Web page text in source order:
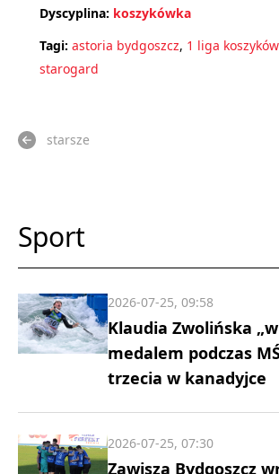
Dyscyplina: koszykówka
Tagi: astoria bydgoszcz, 1 liga
starogard
starsze
Sport
Klaudia Zwolińska
medalem podczas
trzecia w kanadyjce
2026-07-25, 09:58
Zawisza Bydgoszcz
2026-07-25, 07:30